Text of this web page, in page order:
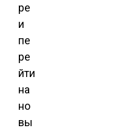
ре
и
пе
ре
йти
на
но
вы